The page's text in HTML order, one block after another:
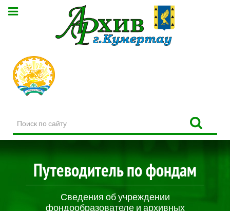
по
сайту
Путеводитель по фондам
Сведения об учреждении
фондообразователе и архивных